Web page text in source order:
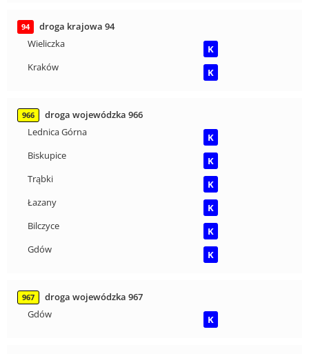
94
droga krajowa 94
Wieliczka
K
Kraków
K
966
droga wojewódzka 966
Lednica Górna
K
Biskupice
K
Trąbki
K
Łazany
K
Bilczyce
K
Gdów
K
967
droga wojewódzka 967
Gdów
K